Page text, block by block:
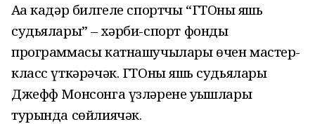
Аңа кадәр билгеле спортчы “ГТОның яшь
судьялары” – хәрби-спорт фонды
программасы катнашучылары өчен мастер-
класс үткәрәчәк. ГТОның яшь судьялары
Джефф Монсонга үзләренең уңышлары
турында сөйлиячәк.